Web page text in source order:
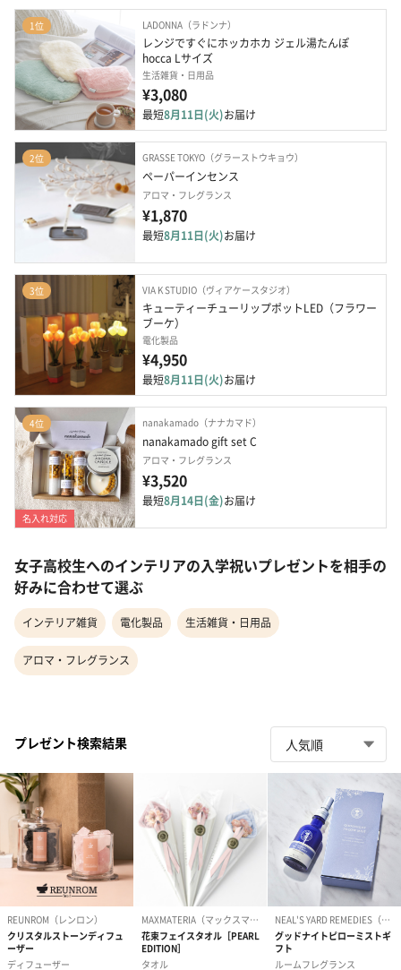
1位 LADONNA（ラドンナ）
レンジですぐにホッカホカ ジェル湯たんぽ
hocca Lサイズ
生活雑貨・日用品
¥3,080
最短8月11日(火)お届け
2位 GRASSE TOKYO（グラーストウキョウ）
ペーパーインセンス
アロマ・フレグランス
¥1,870
最短8月11日(火)お届け
3位 VIA K STUDIO（ヴィアケースタジオ）
キューティーチューリップポットLED（フラワー
ブーケ）
電化製品
¥4,950
最短8月11日(火)お届け
4位
名入れ対応
nanakamado（ナナカマド）
nanakamado gift set C
アロマ・フレグランス
¥3,520
最短8月14日(金)お届け
女子高校生へのインテリアの入学祝いプレゼントを相手の
好みに合わせて選ぶ
インテリア雑貨 電化製品 生活雑貨・日用品
アロマ・フレグランス
プレゼント検索結果